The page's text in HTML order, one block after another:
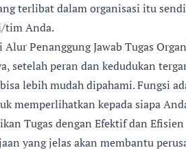
terlibat dalam organisasi itu
tim Anda.
Alur Penanggung Jawab Tugas
setelah peran dan kedudukan
lebih mudah dipahami. Fungsi
memperlihatkan kepada siapa
Tugas dengan Efektif dan Efisien
yang jelas akan membantu